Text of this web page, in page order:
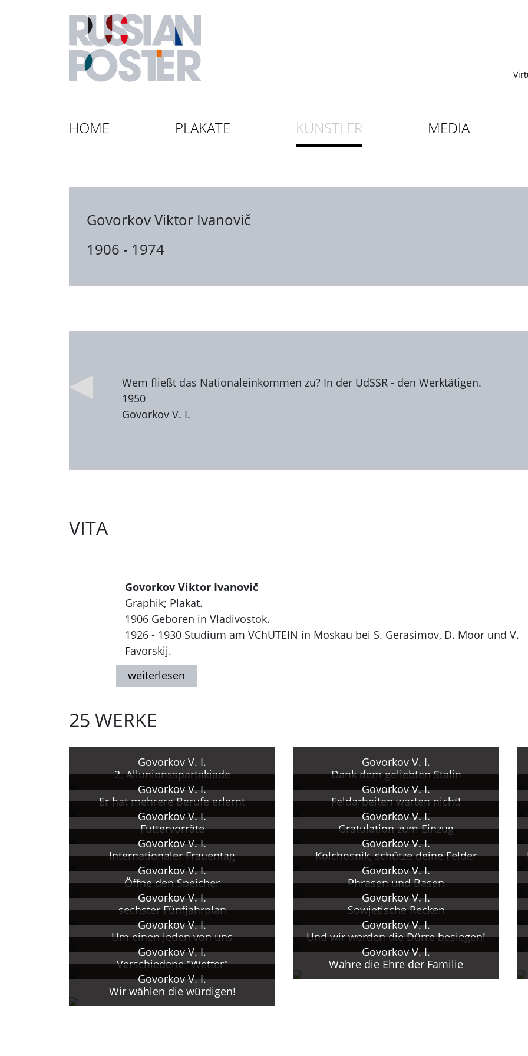
HOME PLAKATE KÜNSTLER MEDIA
Govorkov Viktor Ivanovič
1906 - 1974
Wem fließt das Nationaleinkommen zu? In der UdSSR - den Werktätigen.
1950
Govorkov V. I.
VITA
Govorkov Viktor Ivanovič
Graphik; Plakat.
1906 Geboren in Vladivostok.
1926 - 1930 Studium am VChUTEIN in Moskau bei S. Gerasimov, D. Moor und V.
Favorskij.
1920er Jahre Erste Arbeiten im Bereich Buchgraphik.
Seit 1931 Teilnahme an nationalen und internationalen Ausstellungen.
1950er - 1960er Jahre aktives Mitglied der Vereinigung "Agitplakat".
1971 Staatliche Auszeichnung.
1974 Gestorben in Moskau.
25 WERKE
Govorkov V. I.
2. Allunionsspartakiade
Govorkov V. I.
Dank dem geliebten Stalin
Govorkov V. I.
Er hat mehrere Berufe erlernt
Govorkov V. I.
Feldarbeiten warten nicht!
Govorkov V. I.
Futtervorräte
Govorkov V. I.
Gratulation zum Einzug
Govorkov V. I.
Internationaler Frauentag
Govorkov V. I.
Kolchosnik, schütze deine Felder
Govorkov V. I.
Öffne den Speicher
Govorkov V. I.
Phrasen und Basen
Govorkov V. I.
sechster Fünfjahrplan
Govorkov V. I.
Sowjetische Recken
Govorkov V. I.
Um einen jeden von uns
Govorkov V. I.
Und wir werden die Dürre besiegen!
Govorkov V. I.
Verschiedene "Wetter"
Govorkov V. I.
Wahre die Ehre der Familie
Govorkov V. I.
Wir wählen die würdigen!